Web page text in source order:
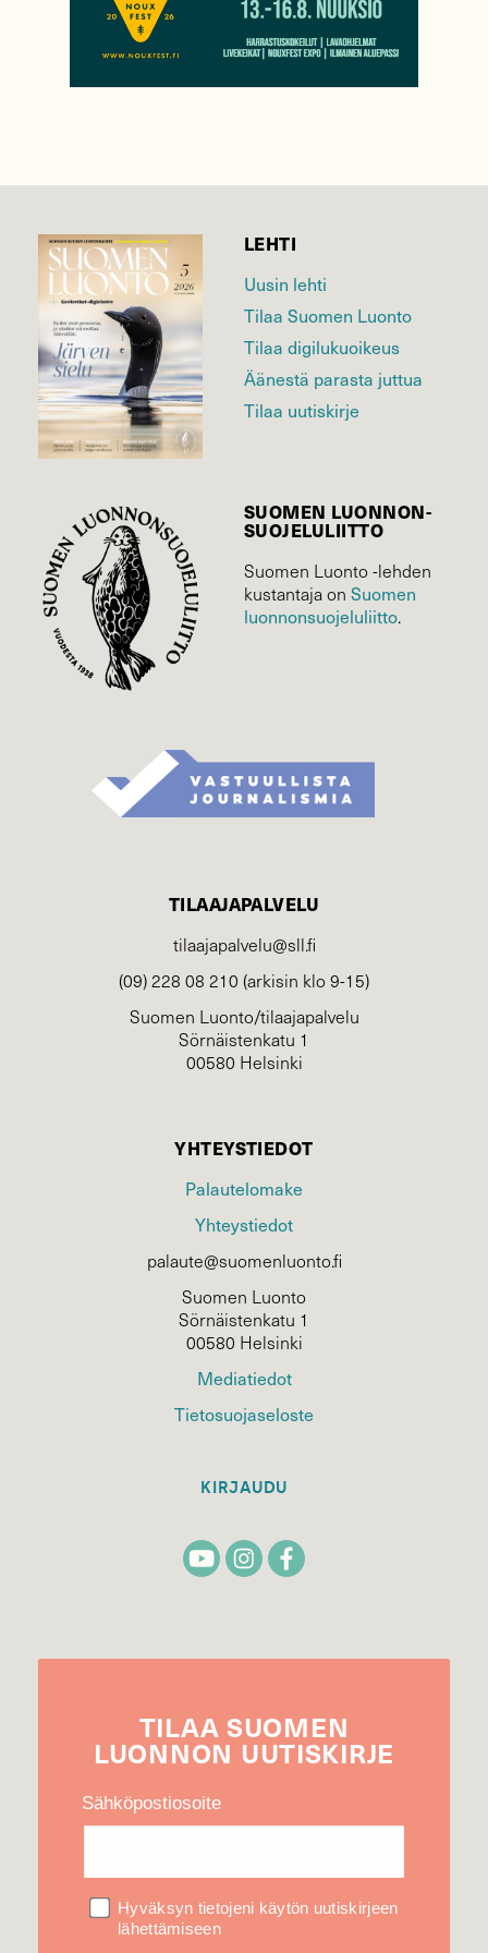
LEHTI
Uusin lehti
Tilaa Suomen Luonto
Tilaa digilukuoikeus
Äänestä parasta juttua
Tilaa uutiskirje
SUOMEN LUONNON­
SUOJELU­LIITTO
Suomen Luonto -lehden
kustantaja on Suomen
luonnonsuojelu­liitto.
TILAAJAPALVELU
tilaajapalvelu@sll.fi
(09) 228 08 210 (arkisin klo 9-15)
Suomen Luonto/tilaajapalvelu
Sörnäistenkatu 1
00580 Helsinki
YHTEYSTIEDOT
Palautelomake
Yhteystiedot
palaute@suomenluonto.fi
Suomen Luonto
Sörnäistenkatu 1
00580 Helsinki
Mediatiedot
Tietosuojaseloste
KIRJAUDU
TILAA SUOMEN
LUONNON UUTIS­KIRJE
Sähköpostiosoite
Hyväksyn tietojeni käytön uutiskirjeen
lähettämiseen